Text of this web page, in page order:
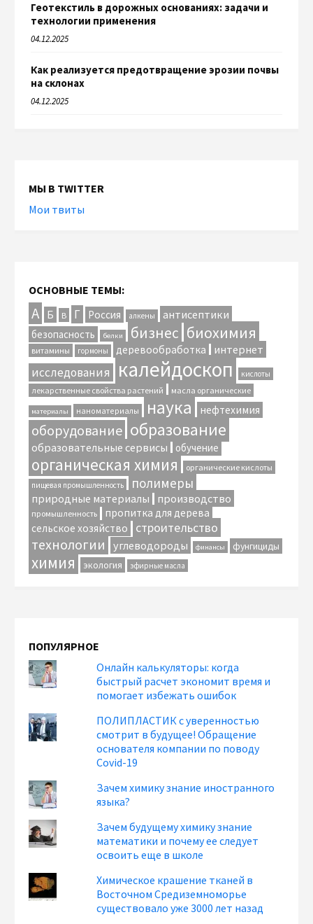
Геотекстиль в дорожных основаниях: задачи и
технологии применения
04.12.2025
Как реализуется предотвращение эрозии почвы
на склонах
04.12.2025
МЫ В TWITTER
Мои твиты
ОСНОВНЫЕ ТЕМЫ:
А Б В Г Россия алкены антисептики
безопасность белки бизнес биохимия
витамины гормоны деревообработка интернет
исследования калейдоскоп кислоты
лекарственные свойства растений масла органические
материалы наноматериалы наука нефтехимия
оборудование образование
образовательные сервисы обучение
органическая химия органические кислоты
пищевая промышленность полимеры
природные материалы производство
промышленность
пропитка для дерева
сельское хозяйство
строительство
технологии углеводороды финансы фунгициды
химия экология эфирные масла
ПОПУЛЯРНОЕ
Онлайн калькуляторы: когда
быстрый расчет экономит время и
помогает избежать ошибок
ПОЛИПЛАСТИК с уверенностью
смотрит в будущее! Обращение
основателя компании по поводу
Covid-19
Зачем химику знание иностранного
языка?
Зачем будущему химику знание
математики и почему ее следует
освоить еще в школе
Химическое крашение тканей в
Восточном Средиземноморье
существовало уже 3000 лет назад